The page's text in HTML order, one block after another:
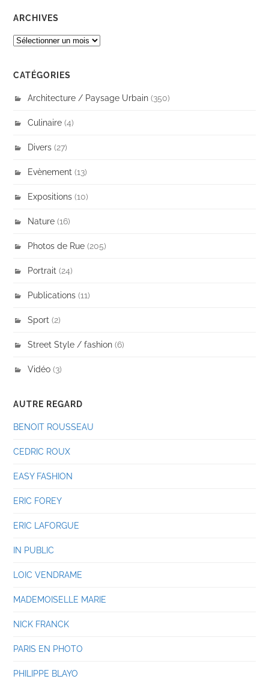
ARCHIVES
ARCHIVES
CATÉGORIES
Architecture / Paysage Urbain (350)
Culinaire (4)
Divers (27)
Evènement (13)
Expositions (10)
Nature (16)
Photos de Rue (205)
Portrait (24)
Publications (11)
Sport (2)
Street Style / fashion (6)
Vidéo (3)
AUTRE REGARD
BENOIT ROUSSEAU
CEDRIC ROUX
EASY FASHION
ERIC FOREY
ERIC LAFORGUE
IN PUBLIC
LOIC VENDRAME
MADEMOISELLE MARIE
NICK FRANCK
PARIS EN PHOTO
PHILIPPE BLAYO